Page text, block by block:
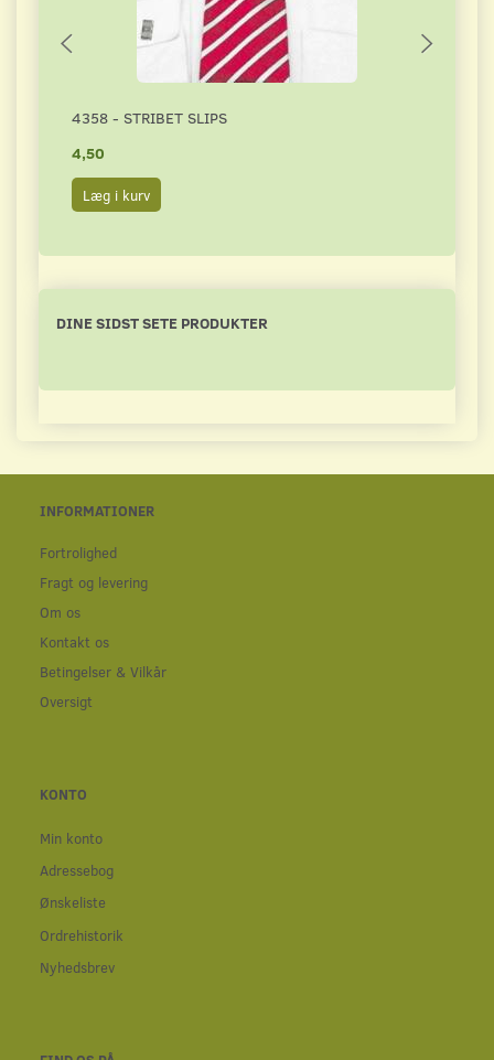
4358 - STRIBET SLIPS
4,50
Læg i kurv
DINE SIDST SETE PRODUKTER
INFORMATIONER
Fortrolighed
Fragt og levering
Om os
Kontakt os
Betingelser & Vilkår
Oversigt
KONTO
Min konto
Adressebog
Ønskeliste
Ordrehistorik
Nyhedsbrev